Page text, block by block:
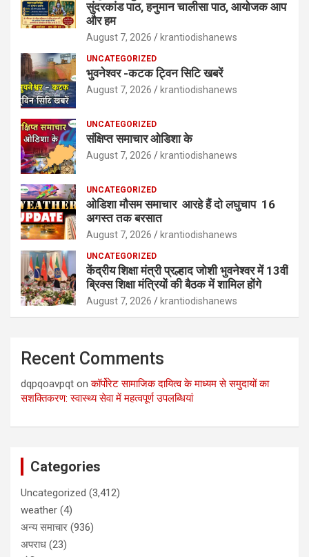
सुंदरकांड पाठ, हनुमान चालीसा पाठ, आयोजक आप
और हम
August 7, 2026 krantiodishanews
UNCATEGORIZED
भुवनेश्वर -कटक ट्विन सिटि खबरें
August 7, 2026 krantiodishanews
UNCATEGORIZED
संक्षिप्त समाचार ओडिशा के
August 7, 2026 krantiodishanews
UNCATEGORIZED
ओडिशा मौसम समाचार आरहे हैं दो लघुचाप 16
अगस्त तक बरसात
August 7, 2026 krantiodishanews
UNCATEGORIZED
केंद्रीय शिक्षा मंत्री प्रल्हाद जोशी भुवनेश्वर में 13वीं
ब्रिक्स शिक्षा मंत्रियों की बैठक में शामिल होंगे
August 7, 2026 krantiodishanews
Recent Comments
dqpqoavpqt onकॉर्पोरेट सामाजिक दायित्व के माध्यम से समुदायों का
सशक्तिकरण: स्वास्थ्य सेवा में महत्वपूर्ण उपलब्धियां
Categories
Uncategorized (3,412)
weather (4)
अन्य समाचार (936)
अपराध (23)